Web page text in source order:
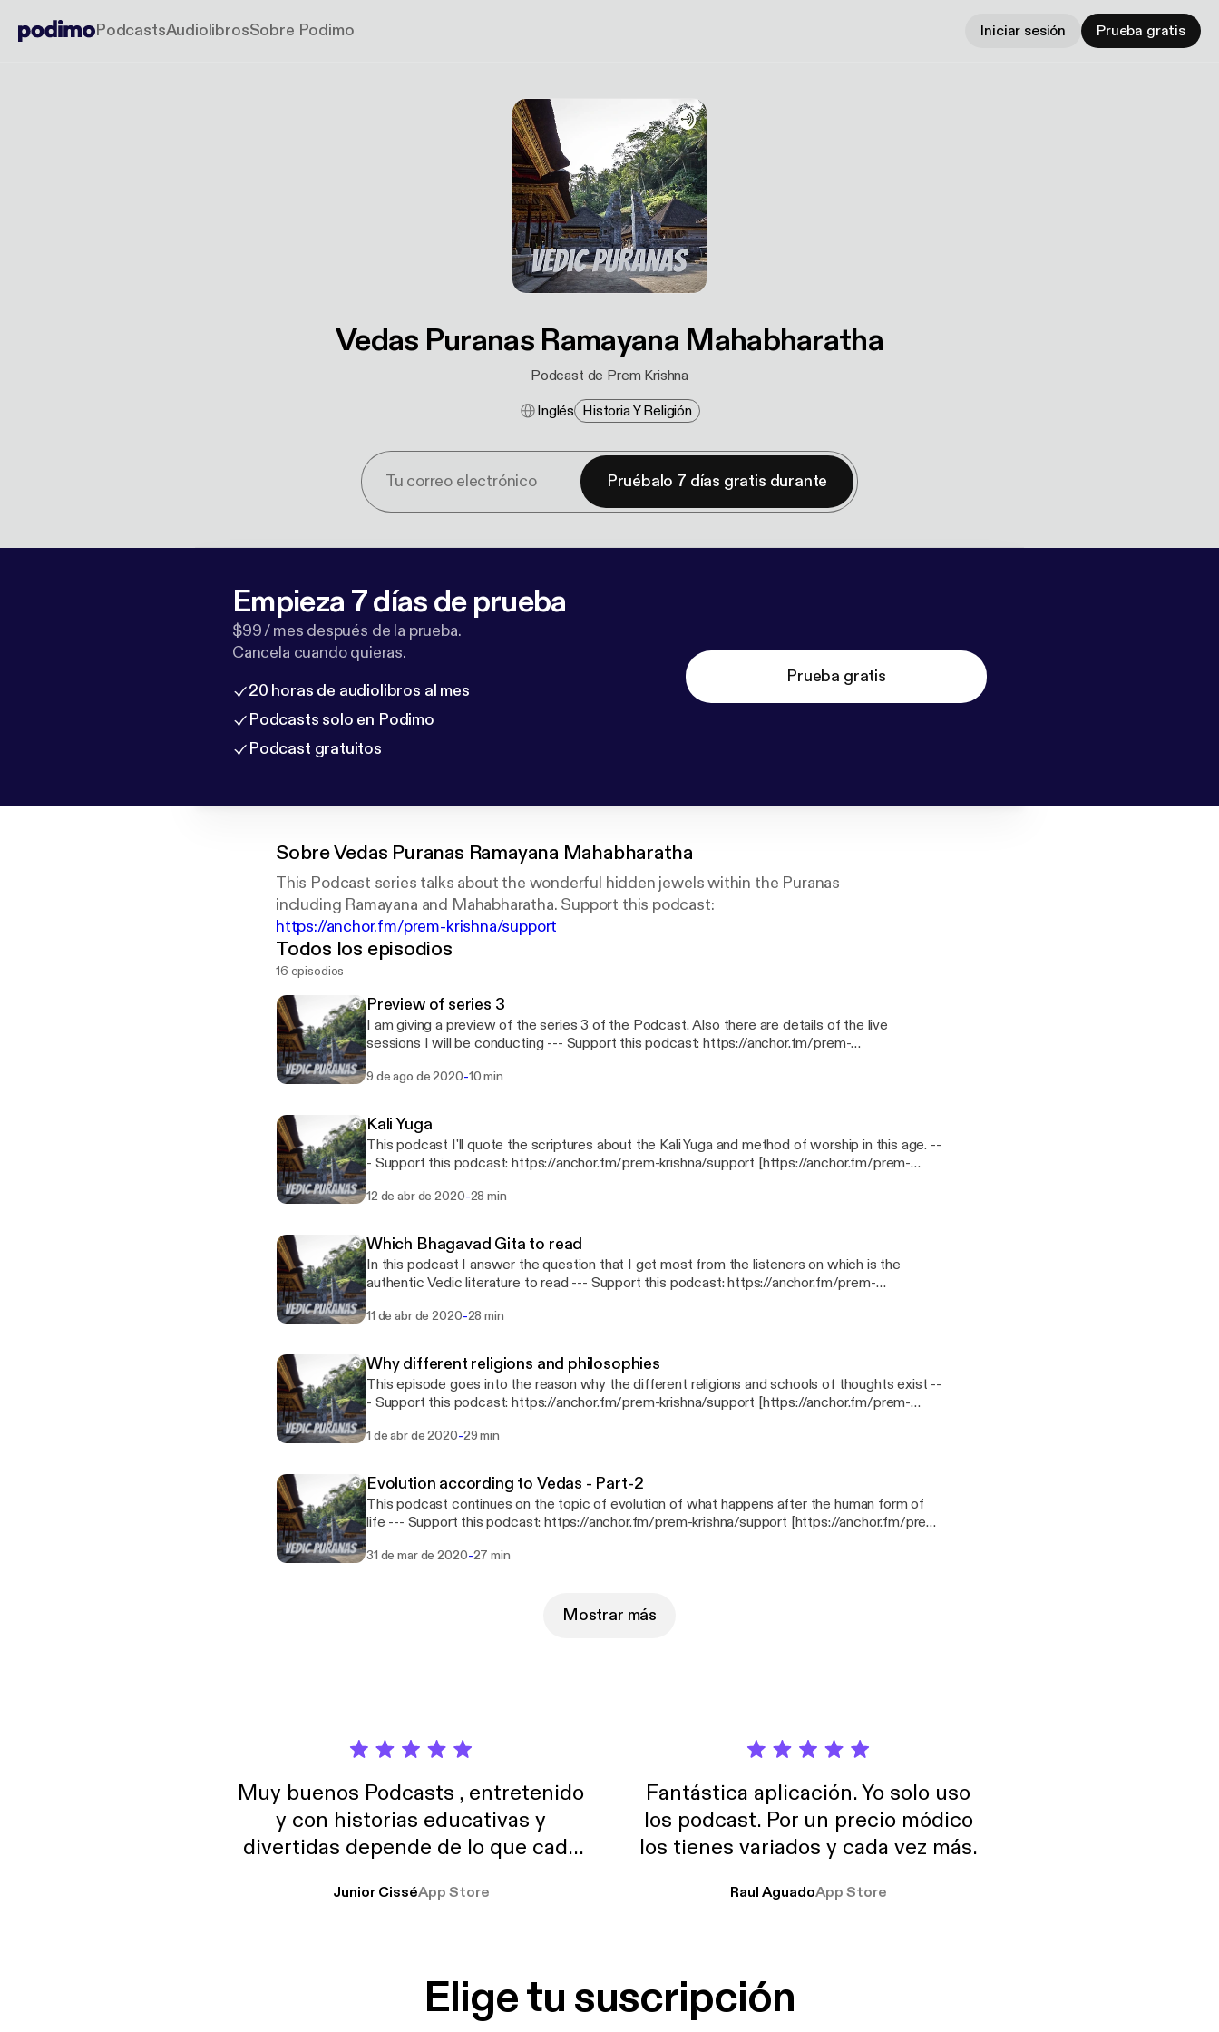
PodcastsAudiolibrosSobre Podimo Iniciar sesión Prueba gratis
Vedas Puranas Ramayana Mahabharatha
Podcast de Prem Krishna
Inglés Historia Y Religión
Pruébalo 7 días gratis durante
Empieza 7 días de prueba
$99 / mes después de la prueba.
Cancela cuando quieras.
20 horas de audiolibros al mes
Podcasts solo en Podimo
Podcast gratuitos
Prueba gratis
SobreVedas Puranas Ramayana Mahabharatha
This Podcast series talks about the wonderful hidden jewels within the Puranas
https://anchor.fm/prem-krishna/support
Todos los episodios
16 episodios
Preview of series 3
I am giving a preview of the series 3 of the Podcast. Also there are details of the live
sessions I will be conducting --- Support this podcast: https://anchor.fm/prem-
9 de ago de 2020-10 min
Kali Yuga
This podcast I'll quote the scriptures about the Kali Yuga and method of worship in this age. --
- Support this podcast: https://anchor.fm/prem-krishna/support [https://anchor.fm/prem-
12 de abr de 2020-28 min
Which Bhagavad Gita to read
In this podcast I answer the question that I get most from the listeners on which is the
authentic Vedic literature to read --- Support this podcast: https://anchor.fm/prem-
11 de abr de 2020-28 min
Why different religions and philosophies
This episode goes into the reason why the different religions and schools of thoughts exist --
- Support this podcast: https://anchor.fm/prem-krishna/support [https://anchor.fm/prem-
1 de abr de 2020-29 min
Evolution according to Vedas - Part-2
This podcast continues on the topic of evolution of what happens after the human form of
life --- Support this podcast: https://anchor.fm/prem-krishna/support [https://anchor.fm/prem-
31 de mar de 2020-27 min
Mostrar más
Muy buenos Podcasts , entretenido
y con historias educativas y
divertidas depende de lo que cada
trabajo ya que estoy muchas horas
Junior CisséApp Store
Fantástica aplicación. Yo solo uso
los podcast. Por un precio módico
los tienes variados y cada vez más.
Raul AguadoApp Store
Elige tu suscripción